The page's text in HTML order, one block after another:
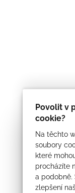
Povolit v
cookie?
Na těchto
soubory
které
procházíte
a podobně.
zlepšení